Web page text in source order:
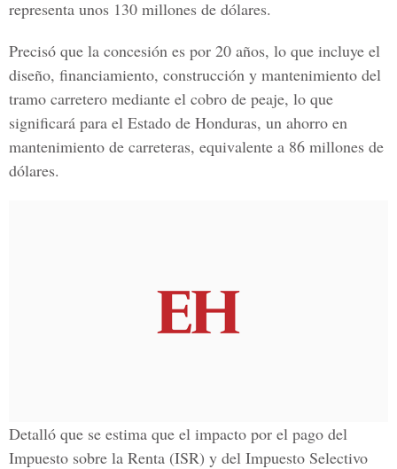
representa unos 130 millones de dólares.
Precisó que la concesión es por 20 años, lo que incluye el
diseño, financiamiento, construcción y mantenimiento del
tramo carretero mediante el cobro de peaje, lo que
significará para el Estado de Honduras, un ahorro en
mantenimiento de carreteras, equivalente a 86 millones de
dólares.
Detalló que se estima que el impacto por el pago del
Impuesto sobre la Renta (ISR) y del Impuesto Selectivo